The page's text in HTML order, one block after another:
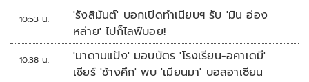
10:53 น.
'รังสิมันต์' บอกเปิดทำเนียบฯ รับ 'มิน อ่อง
หล่าย' ไปก็ไลฟ์บอย!
10:38 น.
'มาดามแป้ง' มอบบัตร 'โรงเรียน-อคาเดมี'
เชียร์ 'ช้างศึก' พบ 'เมียนมา' บอลอาเซียน